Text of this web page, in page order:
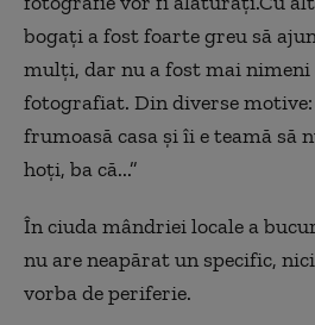
bogați a fost foarte greu să
mulți, dar nu a fost mai nimeni
fotografiat. Din diverse motive:
frumoasă casa și îi e teamă să
hoți, ba că...”
În ciuda mândriei locale a
nu are neapărat un specific,
vorba de periferie.